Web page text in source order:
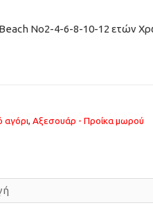
Νο2-4-6-8-10-12 ετών
αγόρι, Αξεσουάρ - Προίκα μωρού